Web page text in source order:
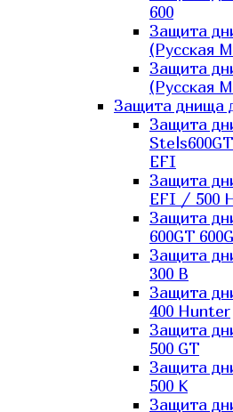
600
Защита
(Русская
Защита
(Русская
Защита днища
Защита
EFI
Защита
EFI / 500
Защита
600GT
Защита
300 B
Защита
400 Hunter
Защита
500 GT
Защита
500 K
Защита